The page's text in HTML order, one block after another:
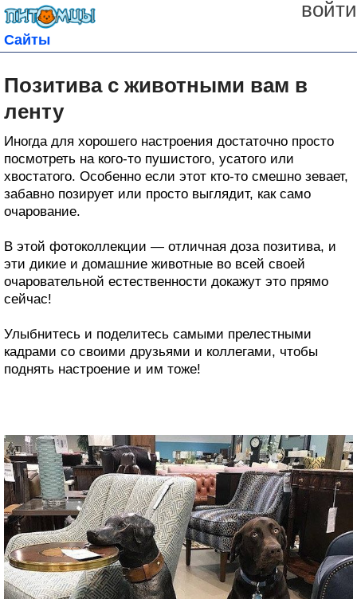
войти
Сайты
Позитива с животными вам в
ленту
Иногда для хорошего настроения достаточно просто
посмотреть на кого-то пушистого, усатого или
хвостатого. Особенно если этот кто-то смешно зевает,
забавно позирует или просто выглядит, как само
очарование.
В этой фотоколлекции — отличная доза позитива, и
эти дикие и домашние животные во всей своей
очаровательной естественности докажут это прямо
сейчас!
Улыбнитесь и поделитесь самыми прелестными
кадрами со своими друзьями и коллегами, чтобы
поднять настроение и им тоже!